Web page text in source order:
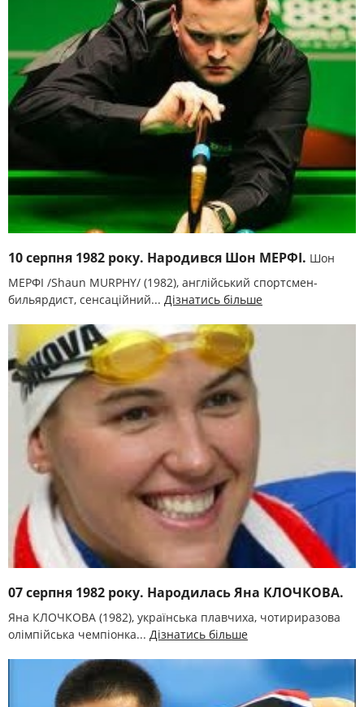
10 серпня 1982 року. Народився Шон МЕРФІ. Шон
МЕРФІ /Shaun MURPHY/ (1982), англійський спортсмен-
бильярдист, сенсаційний... Дізнатись більше
07 серпня 1982 року. Народилась Яна КЛОЧКОВА.
Яна КЛОЧКОВА (1982), українська плавчиха, чотириразова
олімпійська чемпіонка... Дізнатись більше